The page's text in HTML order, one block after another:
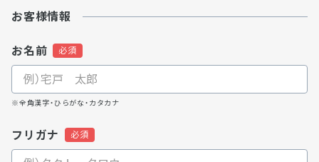
お客様情報
お名前
※全角漢字・ひらがな・カタカナ
フリガナ